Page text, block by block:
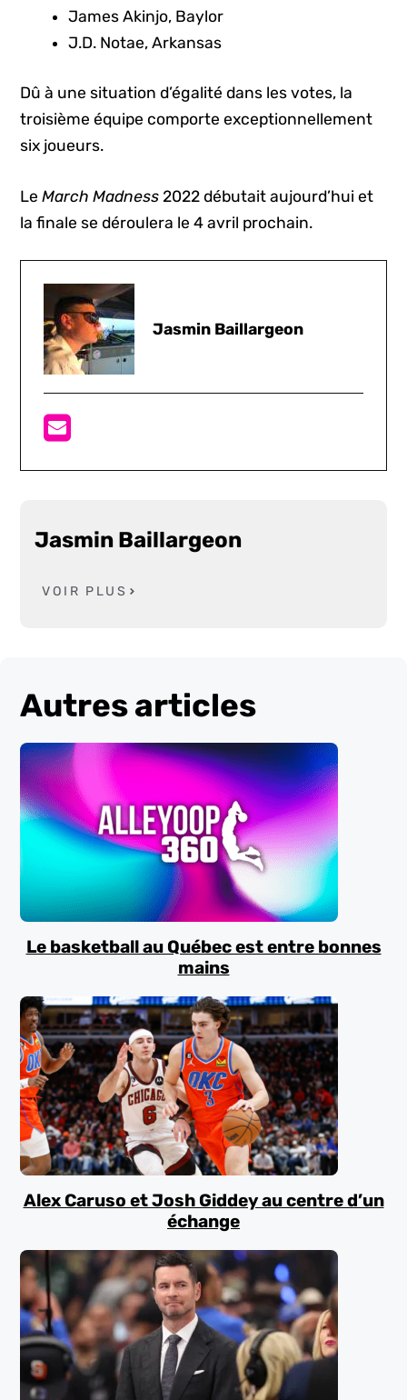
James Akinjo, Baylor
J.D. Notae, Arkansas
Dû à une situation d’égalité dans les votes, la
troisième équipe comporte exceptionnellement
six joueurs.
LeMarch Madness 2022 débutait aujourd’hui et
la finale se déroulera le 4 avril prochain.
Jasmin Baillargeon
Jasmin Baillargeon
VOIR PLUS
Autres articles
Le basketball au Québec est entre bonnes
mains
Alex Caruso et Josh Giddey au centre d’un
échange